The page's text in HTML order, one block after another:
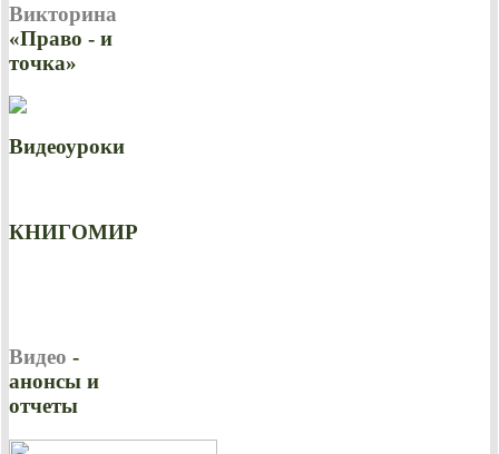
Викторина
«Право - и
точка»
Видеоуроки
КНИГОМИР
Видео -
анонсы и
отчеты